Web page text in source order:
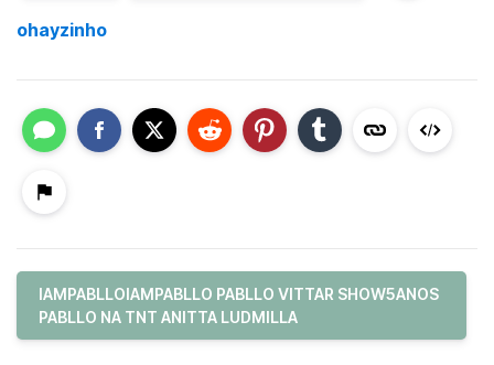
ohayzinho
IAMPABLLOIAMPABLLO PABLLO VITTAR SHOW5ANOS
PABLLO NA TNT ANITTA LUDMILLA